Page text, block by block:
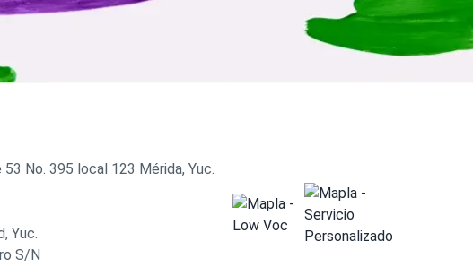
53 No. 395 local 123 Mérida, Yuc.
Yuc.
S/N